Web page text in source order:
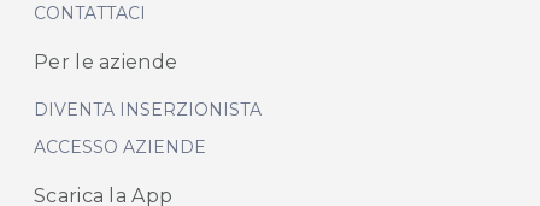
CONTATTACI
Per le aziende
DIVENTA INSERZIONISTA
ACCESSO AZIENDE
Scarica la App